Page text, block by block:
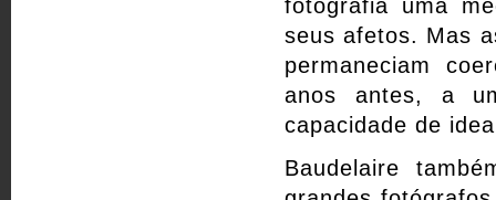
fotografia uma
seus afetos. Mas
permaneciam
anos antes, a
capacidade de
Baudelaire